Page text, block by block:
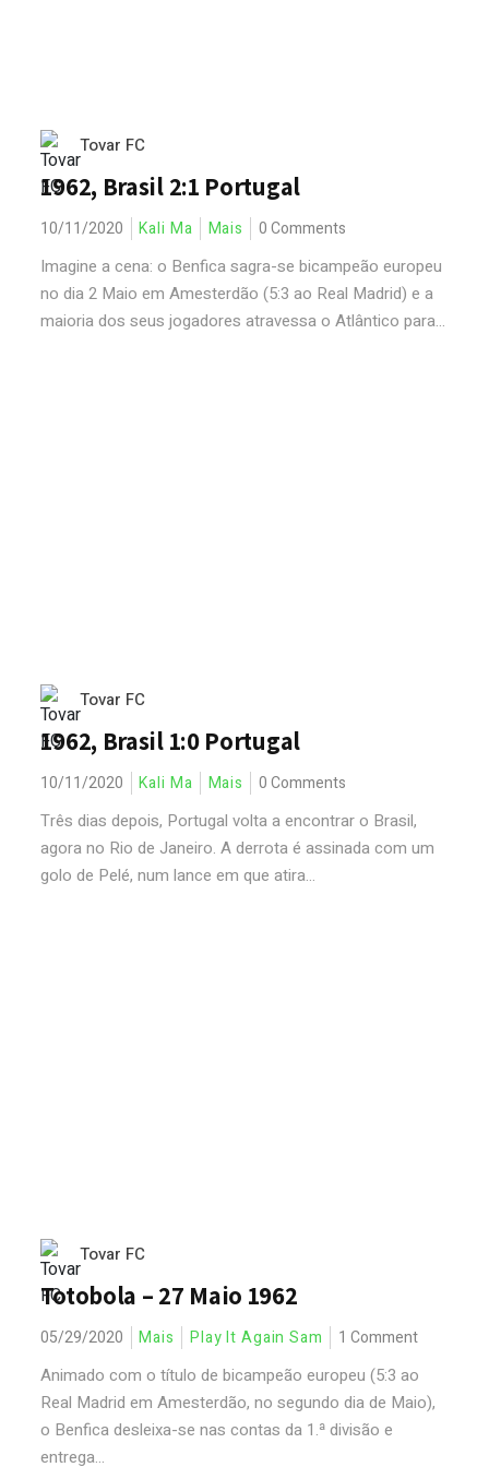
Tovar FC
1962, Brasil 2:1 Portugal
10/11/2020 Kali Ma Mais 0 Comments
Imagine a cena: o Benfica sagra-se bicampeão europeu
no dia 2 Maio em Amesterdão (5:3 ao Real Madrid) e a
maioria dos seus jogadores atravessa o Atlântico para...
Tovar FC
1962, Brasil 1:0 Portugal
10/11/2020 Kali Ma Mais 0 Comments
Três dias depois, Portugal volta a encontrar o Brasil,
agora no Rio de Janeiro. A derrota é assinada com um
golo de Pelé, num lance em que atira...
Tovar FC
Totobola – 27 Maio 1962
05/29/2020 Mais Play It Again Sam 1 Comment
Animado com o título de bicampeão europeu (5:3 ao
Real Madrid em Amesterdão, no segundo dia de Maio),
o Benfica desleixa-se nas contas da 1.ª divisão e
entrega...